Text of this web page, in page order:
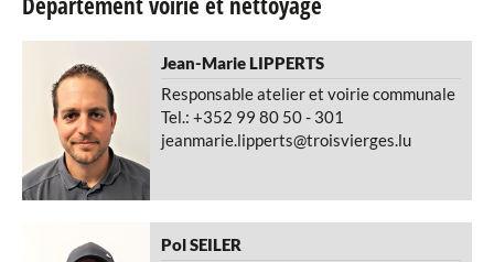
eRaider
Annuaire
Secrétariat communal
Bureau de la population
Service financier
Jean-Marie LIPPERTS
Responsable atelier et voirie communale
Tel.: +352 99 80 50 - 301
jeanmarie.lipperts@troisvierges.lu
PolSEILER